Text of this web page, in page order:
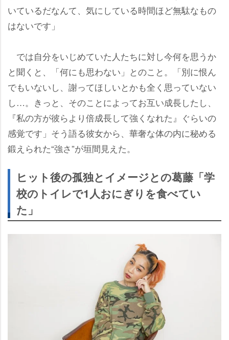
いているだなんて、気にしている時間ほど無駄なもの
はないです」
では自分をいじめていた人たちに対し今何を思うか
と聞くと、「何にも思わない」とのこと。「別に恨ん
でもいないし、謝ってほしいとかも全く思っていない
し…。きっと、そのことによってお互い成長したし、
『私の方が彼らより倍成長して強くなれた』ぐらいの
感覚です」そう語る彼女から、華奢な体の内に秘める
鍛えられた“強さ”が垣間見えた。
ヒット後の孤独とイメージとの葛藤「学
校のトイレで1人おにぎりを食べてい
た」